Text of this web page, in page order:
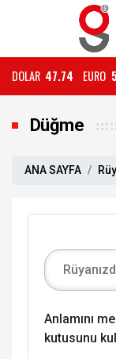
DOLAR 47.74 EURO
Düğme
ANA SAYFA
Anlamını
kutusunu